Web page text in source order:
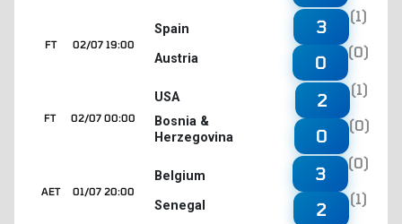
02/07 19:00
FT
Spain
Austria
3
(1)
0
(0)
02/07 00:00
FT
USA
Bosnia &
Herzegovina
2
(1)
0
(0)
01/07 20:00
AET
Belgium
Senegal
3
(0)
2
(1)